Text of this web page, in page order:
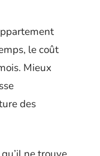
le coût
Mieux
des